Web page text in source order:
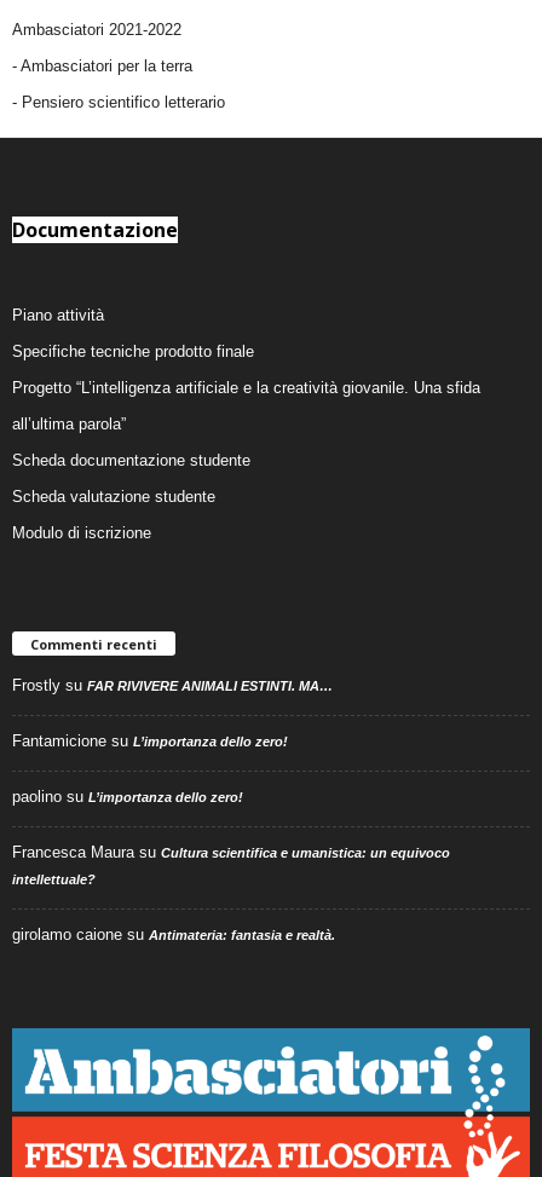
Ambasciatori 2021-2022
- Ambasciatori per la terra
- Pensiero scientifico letterario
Documentazione
Piano attività
Specifiche tecniche prodotto finale
Progetto “L’intelligenza artificiale e la creatività giovanile. Una sfida
all’ultima parola”
Scheda documentazione studente
Scheda valutazione studente
Modulo di iscrizione
Commenti recenti
Frostly su FAR RIVIVERE ANIMALI ESTINTI. MA…
Fantamicione su L’importanza dello zero!
paolino su L’importanza dello zero!
Francesca Maura su Cultura scientifica e umanistica: un equivoco
intellettuale?
girolamo caione su Antimateria: fantasia e realtà.